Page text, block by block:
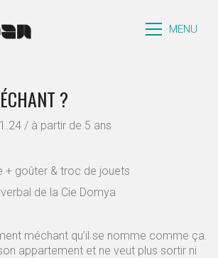
MENU
?
/ à partir de 5 ans
+ goûter & troc de jouets
de la Cie Domya
méchant qu’il se nomme comme ça.
appartement et ne veut plus sortir ni